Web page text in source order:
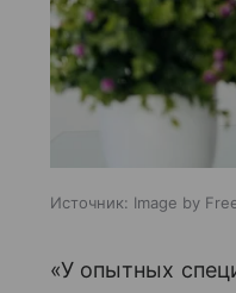
Источник: Image by
«У опытных